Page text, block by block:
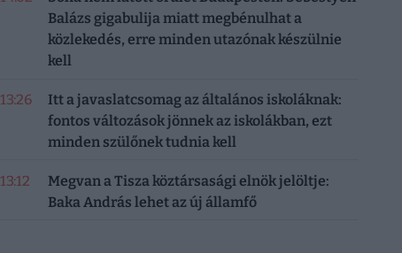
Balázs gigabulija miatt megbénulhat a
közlekedés, erre minden utazónak készülnie
kell
13:26
Itt a javaslatcsomag az általános iskoláknak:
fontos változások jönnek az iskolákban, ezt
minden szülőnek tudnia kell
13:12
Megvan a Tisza köztársasági elnök jelöltje:
Baka András lehet az új államfő